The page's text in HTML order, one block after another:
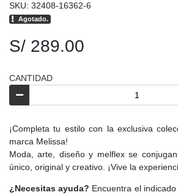
SKU: 32408-16362-6
Agotado.
S/ 289.00
CANTIDAD
¡Completa tu estilo con la exclusiva
marca Melissa!
Moda, arte, diseño y melflexse
único, original y creativo. ¡Vive la
¿Necesitas ayuda? Encuentra el